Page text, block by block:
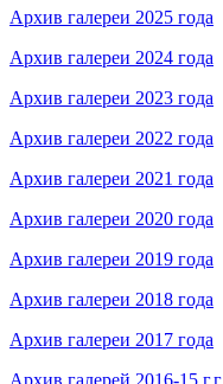
Архив галереи 2025 года
Архив галереи 2024 года
Архив галереи 2023 года
Архив галереи 2022 года
Архив галереи 2021 года
Архив галереи 2020 года
Архив галереи 2019 года
Архив галереи 2018 года
Архив галереи 2017 года
Архив галерей 2016-15 г.г.